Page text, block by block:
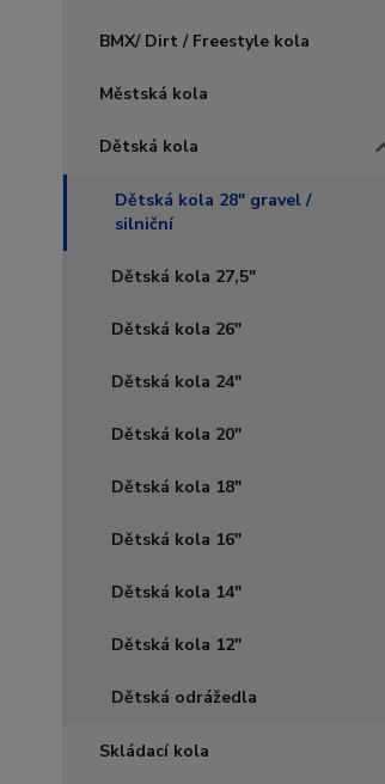
BMX/ Dirt / Freestyle kola
Městská kola
Dětská kola
Dětská kola 28" gravel /
silniční
Dětská kola 27,5"
Dětská kola 26"
Dětská kola 24"
Dětská kola 20"
Dětská kola 18"
Dětská kola 16"
Dětská kola 14"
Dětská kola 12"
Dětská odrážedla
Skládací kola